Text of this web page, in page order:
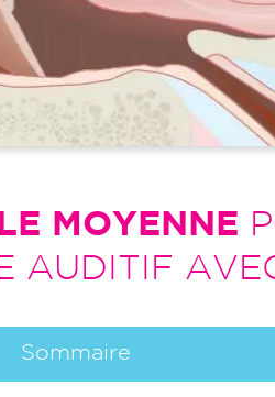
MOYENNE
AUDITIF
Sommaire